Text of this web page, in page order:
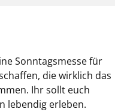
Sonntagsmesse für
die wirklich das
Ihr sollt euch
lebendig erleben.